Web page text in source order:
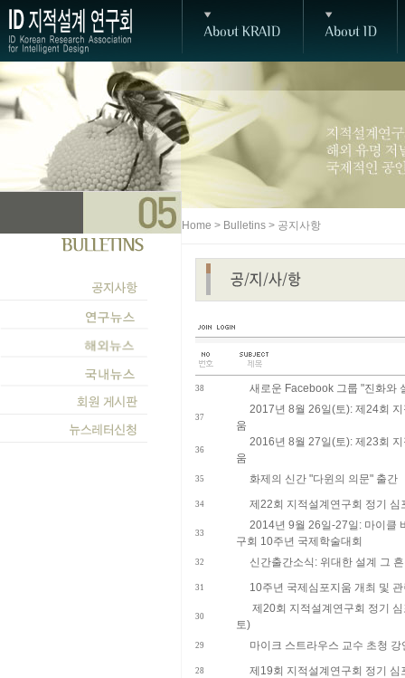
Home > Bulletins > 공지사항
38 새로운 Facebook 그룹 "진화와
37
​2017년 8월 26일(토): 제24회
움
36
​2016년 8월 27일(토): 제23회
움
35 화제의 신간 "다윈의 의문" 출간
34 제22회 지적설계연구회 정기
33
2014년 9월 26일-27일: 마이클
구회 10주년 국제학술대회
32 신간출간소식: 위대한 설계 그
31 10주년 국제심포지움 개최 및
30
제20회 지적설계연구회 정기
토)
29 마이크 스트라우스 교수 초청
28 제19회 지적설계연구회 정기